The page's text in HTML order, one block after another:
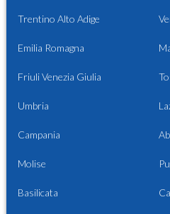
Trentino Alto Adige
Emilia Romagna
Friuli Venezia Giulia
Umbria
Campania
Molise
Basilicata